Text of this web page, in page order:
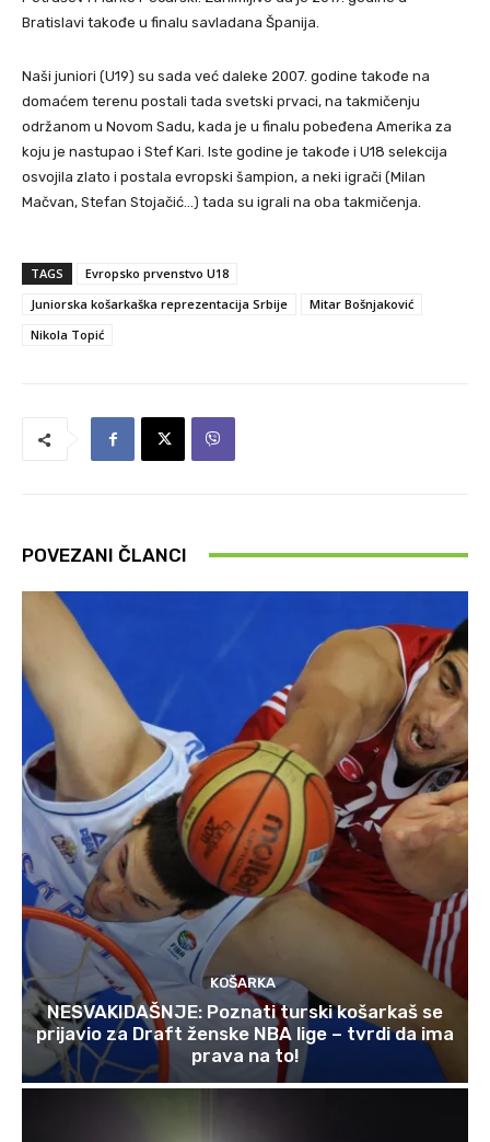
Bratislavi takođe u finalu savladana Španija.
Naši juniori (U19) su sada već daleke 2007. godine takođe na
domaćem terenu postali tada svetski prvaci, na takmičenju
održanom u Novom Sadu, kada je u finalu pobeđena Amerika za
koju je nastupao i Stef Kari. Iste godine je takođe i U18 selekcija
osvojila zlato i postala evropski šampion, a neki igrači (Milan
Mačvan, Stefan Stojačić…) tada su igrali na oba takmičenja.
TAGS
Evropsko prvenstvo U18
Juniorska košarkaška reprezentacija Srbije
Mitar Bošnjaković
Nikola Topić
POVEZANI ČLANCI
KOŠARKA
NESVAKIDAŠNJE: Poznati turski košarkaš se
prijavio za Draft ženske NBA lige – tvrdi da ima
prava na to!